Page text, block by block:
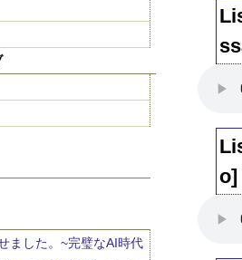
ました。~完璧なAI時代
o]